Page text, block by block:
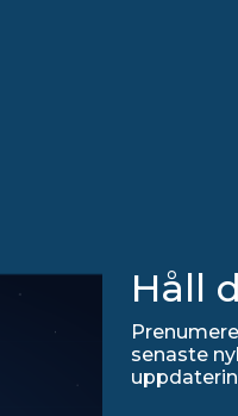
Håll
senaste